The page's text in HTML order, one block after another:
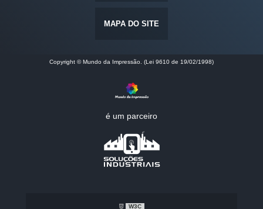
MAPA DO SITE
Copyright © Mundo da Impressão. (Lei 9610 de 19/02/1998)
é um parceiro
W3C